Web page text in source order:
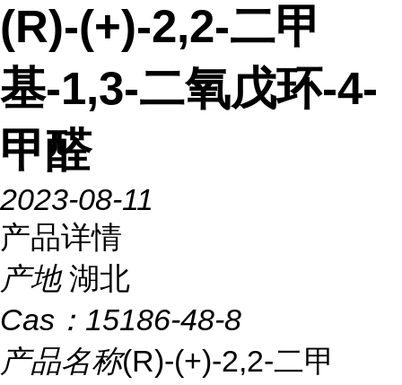
(R)-(+)-2,2-二甲
基-1,3-二氧戊环-4-
甲醛
2023-08-11
产品详情
产地 湖北
Cas： 15186-48-8
产品名称(R)-(+)-2,2-二甲